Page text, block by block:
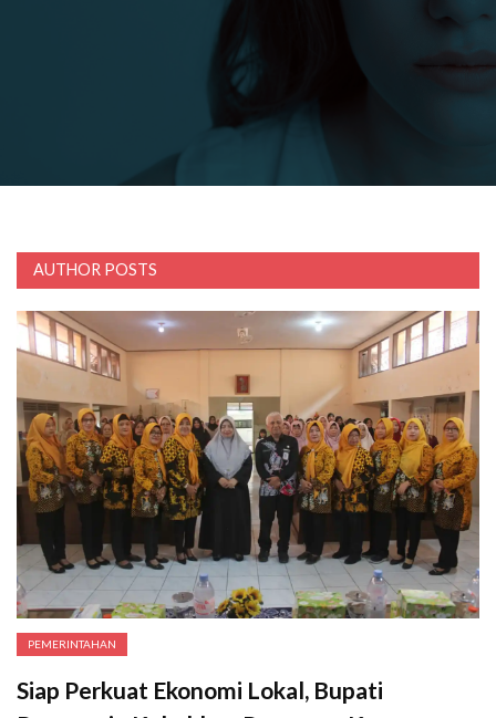
Bupati Purworejo Mengajak Masyarakat Wujudkan Lingkungan Ramah Anak Sejak
AUTHOR POSTS
PEMERINTAHAN
Siap Perkuat Ekonomi Lokal, Bupati